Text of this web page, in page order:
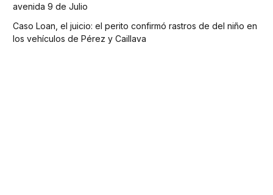
avenida 9 de Julio
Caso Loan, el juicio: el perito confirmó rastros de del niño en
los vehículos de Pérez y Caillava